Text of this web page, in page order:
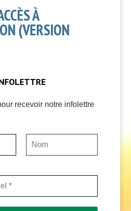
À
(VERSION
recevoir notre infolettre